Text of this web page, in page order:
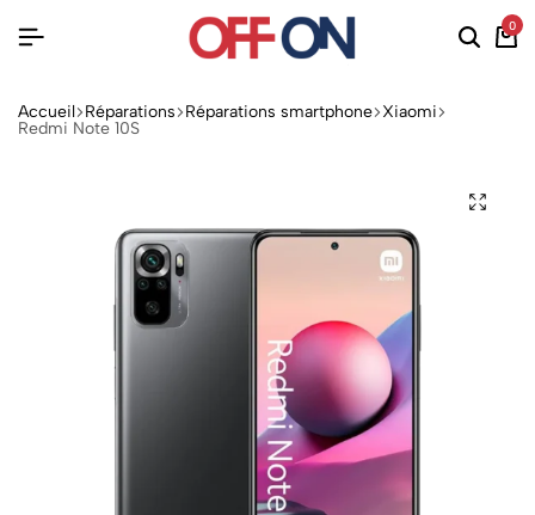
0
Accueil Réparations Réparations smartphone Xiaomi
Redmi Note 10S